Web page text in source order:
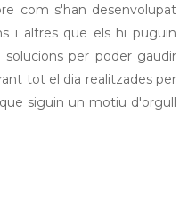
com s'han desenvolupat
i altres que els hi puguin
per poder gaudir
tot el dia realitzades per
siguin un motiu d'orgull